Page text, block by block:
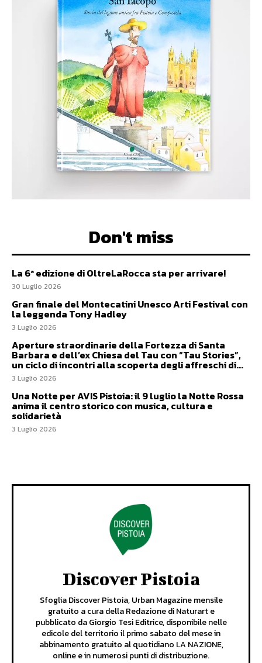
Don't miss
La 6ª edizione di OltreLaRocca sta per arrivare!
30 Luglio 2026
Gran finale del Montecatini Unesco Arti Festival con
la leggenda Tony Hadley
3 Luglio 2026
Aperture straordinarie della Fortezza di Santa
Barbara e dell’ex Chiesa del Tau con “Tau Stories”,
un ciclo di incontri alla scoperta degli affreschi di...
3 Luglio 2026
Una Notte per AVIS Pistoia: il 9 luglio la Notte Rossa
anima il centro storico con musica, cultura e
solidarietà
3 Luglio 2026
Discover Pistoia
Sfoglia Discover Pistoia, Urban Magazine mensile
gratuito a cura della Redazione di Naturart e
pubblicato da Giorgio Tesi Editrice, disponibile nelle
edicole del territorio il primo sabato del mese in
abbinamento gratuito al quotidiano LA NAZIONE,
online e in numerosi punti di distribuzione.